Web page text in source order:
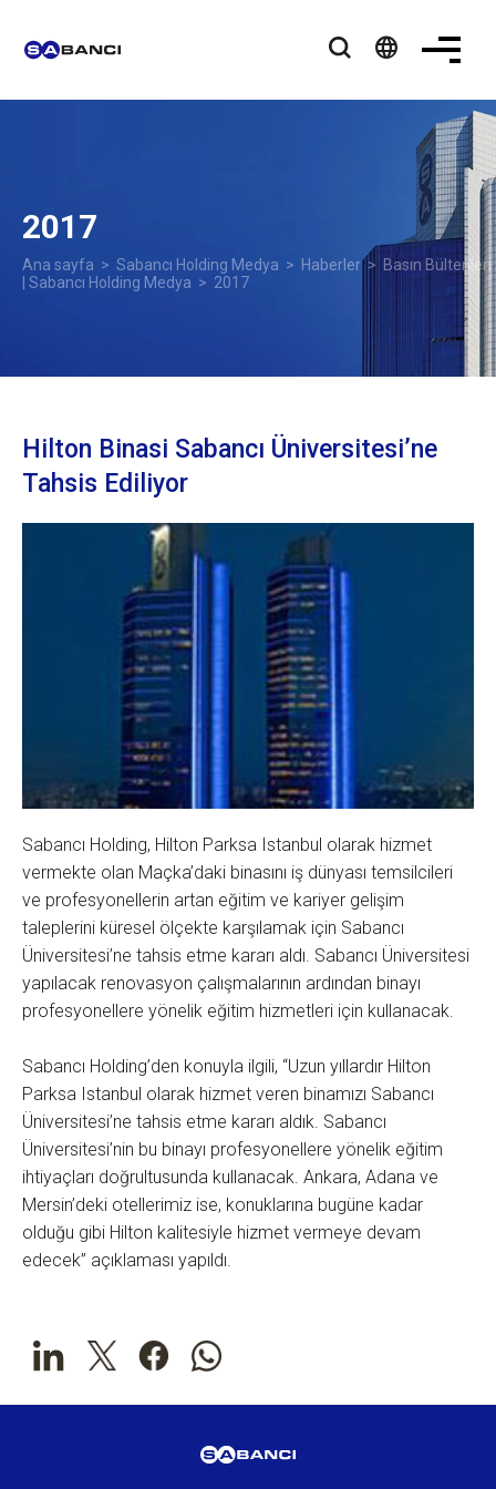
language
2017
Ana sayfa > Sabancı Holding Medya > Haberler> Basın Bültenleri
| Sabancı Holding Medya > 2017
Hilton Binasi Sabancı Üniversitesi’ne
Tahsis Ediliyor
Sabancı Holding, Hilton Parksa Istanbul olarak hizmet
vermekte olan Maçka’daki binasını iş dünyası temsilcileri
ve profesyonellerin artan eğitim ve kariyer gelişim
taleplerini küresel ölçekte karşılamak için Sabancı
Üniversitesi’ne tahsis etme kararı aldı. Sabancı Üniversitesi
yapılacak renovasyon çalışmalarının ardından binayı
profesyonellere yönelik eğitim hizmetleri için kullanacak.
Sabancı Holding’den konuyla ilgili, “Uzun yıllardır Hilton
Parksa Istanbul olarak hizmet veren binamızı Sabancı
Üniversitesi’ne tahsis etme kararı aldık. Sabancı
Üniversitesi’nin bu binayı profesyonellere yönelik eğitim
ihtiyaçları doğrultusunda kullanacak. Ankara, Adana ve
Mersin’deki otellerimiz ise, konuklarına bugüne kadar
olduğu gibi Hilton kalitesiyle hizmet vermeye devam
edecek” açıklaması yapıldı.